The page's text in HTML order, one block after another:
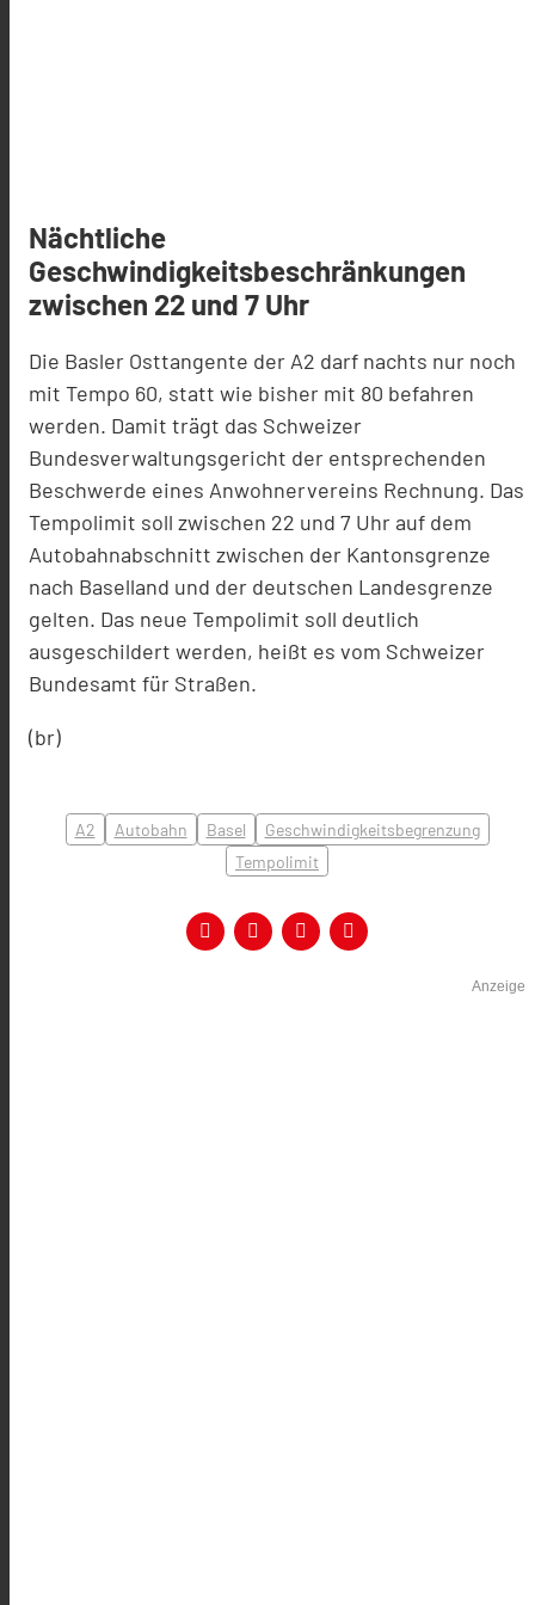
Nächtliche
Geschwindigkeitsbeschränkungen
zwischen 22 und 7 Uhr
Die Basler Osttangente der A2 darf nachts nur noch
mit Tempo 60, statt wie bisher mit 80 befahren
werden. Damit trägt das Schweizer
Bundesverwaltungsgericht der entsprechenden
Beschwerde eines Anwohnervereins Rechnung. Das
Tempolimit soll zwischen 22 und 7 Uhr auf dem
Autobahnabschnitt zwischen der Kantonsgrenze
nach Baselland und der deutschen Landesgrenze
gelten. Das neue Tempolimit soll deutlich
ausgeschildert werden, heißt es vom Schweizer
Bundesamt für Straßen.
(br)
A2 Autobahn Basel
Geschwindigkeitsbegrenzung
Tempolimit
Anzeige